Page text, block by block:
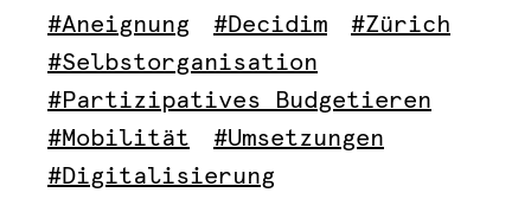
#Aneignung
#Decidim
#Zürich
#Selbstorganisation
#Partizipatives Budgetieren
#Mobilität
#Umsetzungen
#Digitalisierung